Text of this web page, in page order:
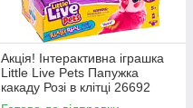
Акція! Інтерактивна іграшка
Little Live Pets Папужка
какаду Розі в клітці 26692
Little Live Pets My Really Real